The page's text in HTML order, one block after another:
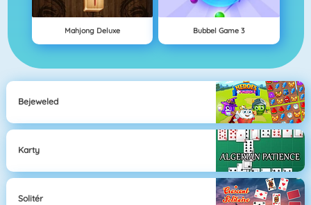
Mahjong Deluxe Bubbel Game 3
Bejeweled
Karty
Solitér